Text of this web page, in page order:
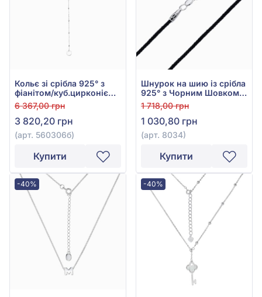
Кольє зі срібла 925° з
фіанітом/куб.цирконієм,
арт. 560306б
6 367,00 грн
3 820,20 грн
(арт. 560306б)
Купити
Шнурок на шию із срібла
925° з Чорним Шовком,
арт. 8034
1 718,00 грн
1 030,80 грн
(арт. 8034)
Купити
-40% -40%